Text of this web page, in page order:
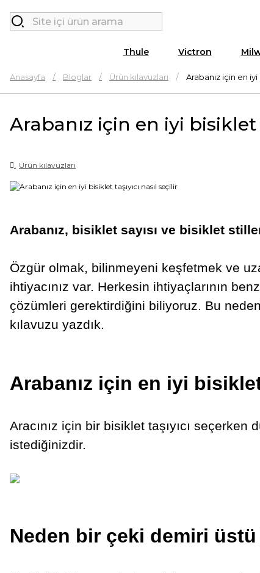
Thule Victron
Anasayfa Bloglar Ürün kılavuzları Arabanız için en iyi
Arabanız için en iyi bisiklet
Ürün kılavuzları
Arabanız, bisiklet sayısı ve bisiklet
Özgür olmak, bilinmeyeni keşfetmek ve
ihtiyacınız var. Herkesin ihtiyaçlarının
çözümleri gerektirdiğini biliyoruz. Bu
kılavuzu yazdık.
Arabanız için en iyi bisiklet
Aracınız için bir bisiklet taşıyıcı
istediğinizdir.
Neden bir çeki demiri üstü